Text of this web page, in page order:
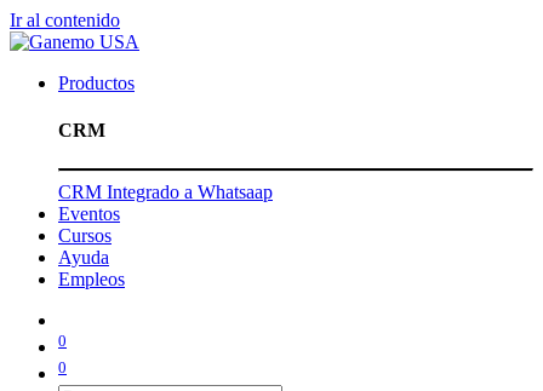
Ir al contenido
Productos
CRM
CRM Integrado a Whatsaap
Eventos
Cursos
Ayuda
Empleos
0
0